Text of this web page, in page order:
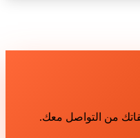
من التواصل معك.